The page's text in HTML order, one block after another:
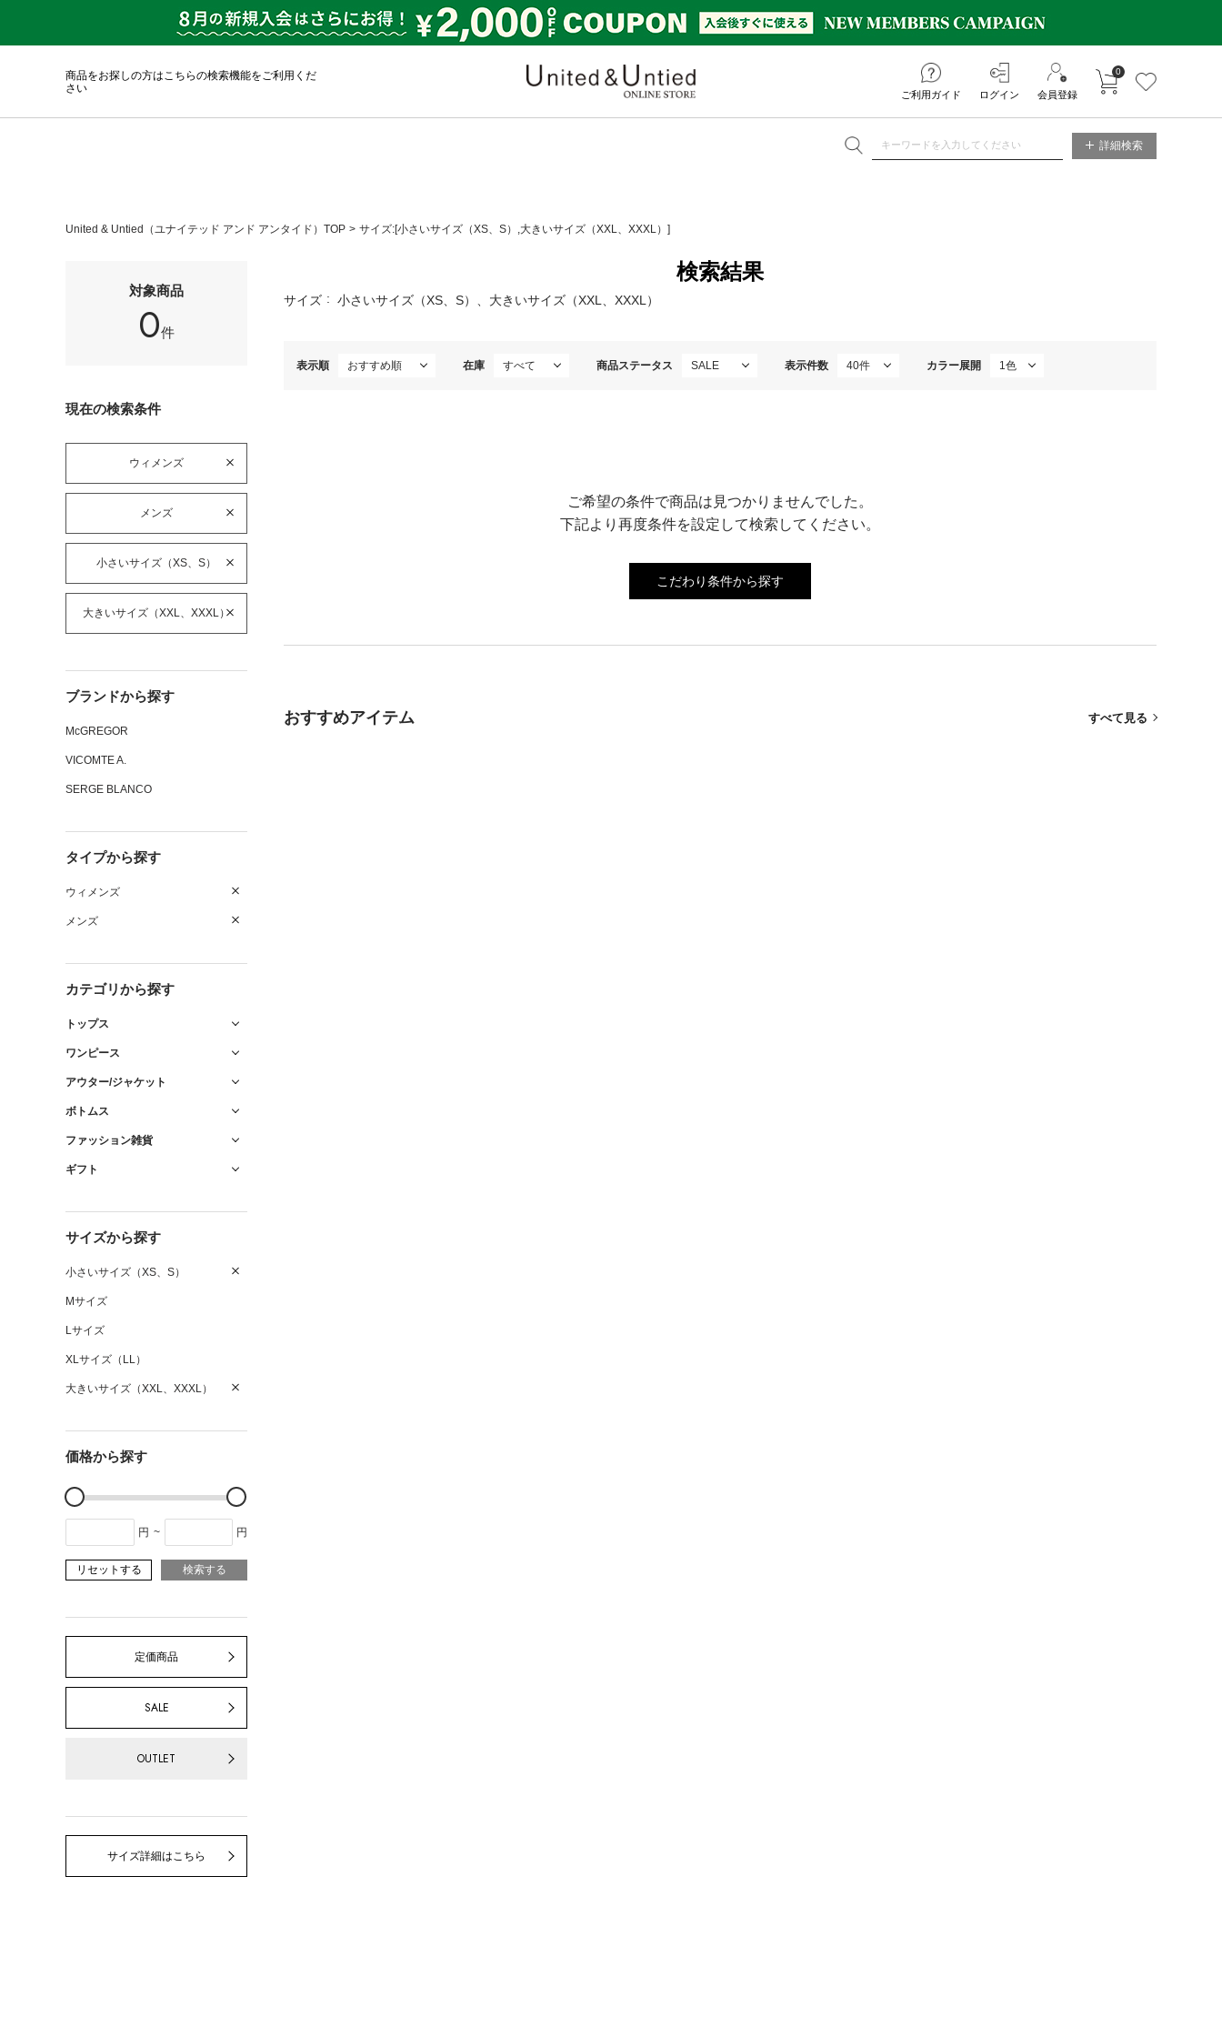
商品をお探しの方はこちらの検索機能をご利用くだ
さい
ご利用ガイド ログイン 会員登録
カートに入れる
0
詳細検索
United & Untied（ユナイテッド アンド アンタイド）TOP サイズ:[小さいサイズ（XS、S）,大きいサイズ（XXL、XXXL）]
対象商品
0件
現在の検索条件
ウィメンズ
メンズ
小さいサイズ（XS、S）
大きいサイズ（XXL、XXXL）
ブランドから探す
McGREGOR
VICOMTE A.
SERGE BLANCO
タイプから探す
ウィメンズ
メンズ
カテゴリから探す
トップス
ワンピース
アウター/ジャケット
ボトムス
ファッション雑貨
ギフト
サイズから探す
小さいサイズ（XS、S）
Mサイズ
Lサイズ
XLサイズ（LL）
大きいサイズ（XXL、XXXL）
価格から探す
円 ~ 円
リセットする 検索する
定価商品
SALE
OUTLET
サイズ詳細はこちら
検索結果
サイズ 小さいサイズ（XS、S）、大きいサイズ（XXL、XXXL）
表示順 在庫 商品ステータス 表示件数 カラー展開
ご希望の条件で商品は見つかりませんでした。
下記より再度条件を設定して検索してください。
こだわり条件から探す
おすすめアイテム すべて見る